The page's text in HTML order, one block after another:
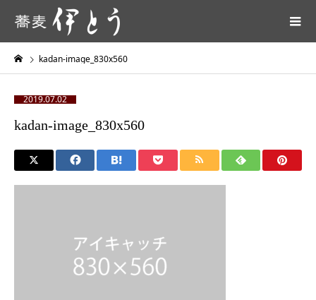
kadan-image_830x560
2019.07.02
kadan-image_830x560